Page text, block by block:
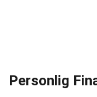
Personlig